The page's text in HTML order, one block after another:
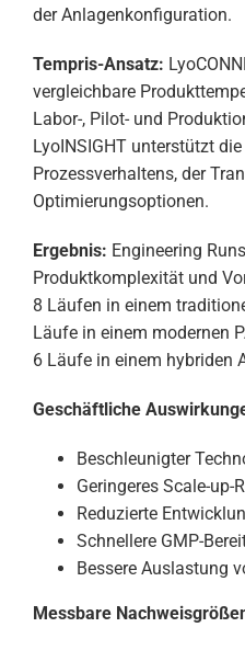
der Anlagenkonfiguration.
Tempris-Ansatz:
vergleichbare
Labor-, Pilot- und
LyoINSIGHT unterstützt
Prozessverhaltens, der
Optimierungsoptionen.
Ergebnis: Engineering
Produktkomplexität und
8 Läufen in einem
Läufe in einem modernen
6 Läufe in einem hybriden
Geschäftliche
Beschleunigter
Geringeres Scale-up-
Reduzierte
Schnellere GMP-
Bessere Auslastung
Messbare